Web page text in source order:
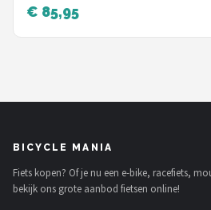
€ 85,95
BICYCLE MANIA
Fiets kopen? Of je nu een e-bike, racefiets,
bekijk ons grote aanbod fietsen online!